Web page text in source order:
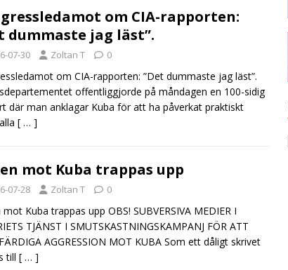
om CIA-rapporten:
dummaste jag läst”.
07-30 Zoltan T 0
om CIA-rapporten: ”Det dummaste jag läst”.
offentliggjorde på måndagen en 100-sidig
där man anklagar Kuba för att ha påverkat praktiskt
[ … ]
mot Kuba trappas upp
07-28 Zoltan T 0
Kuba trappas upp OBS! SUBVERSIVA MEDIER I
TJÄNST I SMUTSKASTNINGSKAMPANJ FÖR ATT
AGGRESSION MOT KUBA Som ett dåligt skrivet
till [ … ]